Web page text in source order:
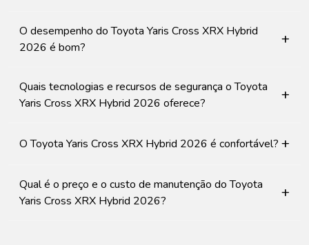
O desempenho do Toyota Yaris Cross XRX Hybrid
2026 é bom?
+
Quais tecnologias e recursos de segurança o Toyota
Yaris Cross XRX Hybrid 2026 oferece?
+
O Toyota Yaris Cross XRX Hybrid 2026 é confortável? +
Qual é o preço e o custo de manutenção do Toyota
Yaris Cross XRX Hybrid 2026?
+